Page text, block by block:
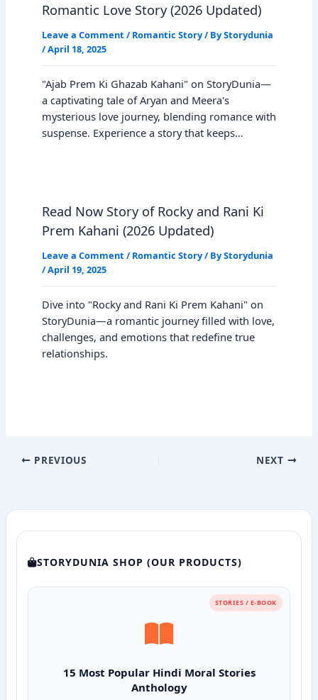
Romantic Love Story (2026 Updated)
Leave a Comment / Romantic Story/ ByStorydunia
/April 18, 2025
"Ajab Prem Ki Ghazab Kahani" on StoryDunia—
a captivating tale of Aryan and Meera's
mysterious love journey, blending romance with
suspense. Experience a story that keeps…
Read Now Story of Rocky and Rani Ki
Prem Kahani (2026 Updated)
Leave a Comment / Romantic Story/ ByStorydunia
/April 19, 2025
Dive into "Rocky and Rani Ki Prem Kahani" on
StoryDunia—a romantic journey filled with love,
challenges, and emotions that redefine true
relationships.
PREVIOUS NEXT
STORYDUNIA SHOP (OUR PRODUCTS)
STORIES / E-BOOK
15 Most Popular Hindi Moral Stories
Anthology